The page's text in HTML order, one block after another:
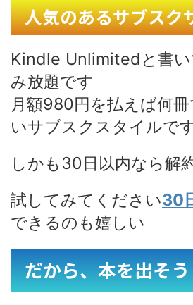
人気のあるサブスク
Kindle Unlimitedと書
み放題です
月額980円を払えば何
いサブスクスタイルで
しかも30日以内なら解
試してみてください30
できるのも嬉しい
だから、本を出そう